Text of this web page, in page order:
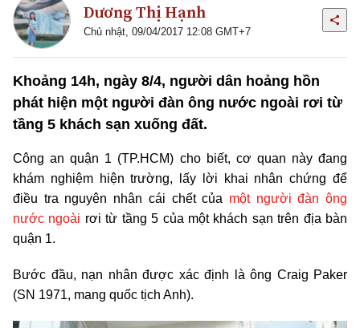
Dương Thị Hạnh
Chủ nhật, 09/04/2017 12:08 GMT+7
Khoảng 14h, ngày 8/4, người dân hoảng hồn
phát hiện một người đàn ông nước ngoài rơi từ
tầng 5 khách sạn xuống đất.
Công an quận 1 (TP.HCM) cho biết, cơ quan này đang
khám nghiệm hiện trường, lấy lời khai nhân chứng để
điều tra nguyên nhân cái chết của một người đàn ông
nước ngoài rơi từ tầng 5 của một khách sạn trên địa bàn
quận 1.
Bước đầu, nạn nhân được xác định là ông Craig Paker
(SN 1971, mang quốc tịch Anh).